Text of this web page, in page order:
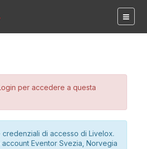
per accedere a questa
credenziali di accesso di Livelox.
account Eventor Svezia, Norvegia